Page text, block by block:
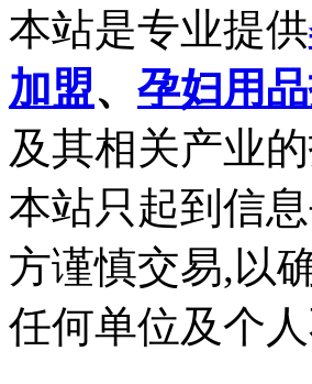
本站是专业提供
加盟、 孕妇用
及其相关产业
本站只起到信
方谨慎交易,以
任何单位及个